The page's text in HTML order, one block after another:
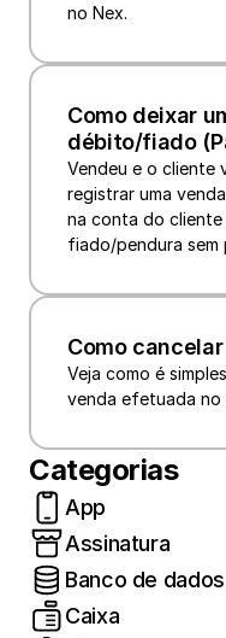
no Nex.
Como deixar
débito/fiado
Vendeu e o cliente
registrar uma
na conta do
fiado/pendura
Como
Veja como é
Categorias
App
Assinatura
Banco de dados
Caixa